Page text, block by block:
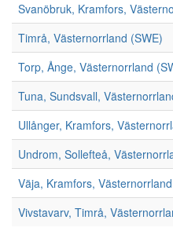
Svanöbruk, Kramfors,
Timrå, Västernorrland (SWE)
Torp, Ånge, Västernorrland
Tuna, Sundsvall,
Ullånger, Kramfors,
Undrom, Sollefteå,
Väja, Kramfors,
Vivstavarv, Timrå,